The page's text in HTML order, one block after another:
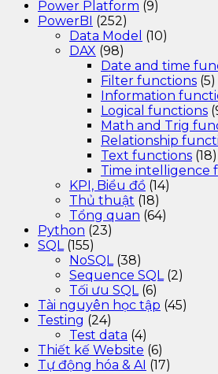
Power Platform (9)
PowerBI (252)
Data Model (10)
DAX (98)
Date and time
Filter functions (5)
Information
Logical functions
Math and Trig
Relationship
Text functions (18)
Time intelligence
KPI, Biểu đồ (14)
Thủ thuật (18)
Tổng quan (64)
Python (23)
SQL(155)
NoSQL(38)
Sequence SQL(2)
Tối ưu SQL(6)
Tài nguyên học tập (45)
Testing (24)
Test data (4)
Thiết kế Website (6)
Tự động hóa & AI (17)